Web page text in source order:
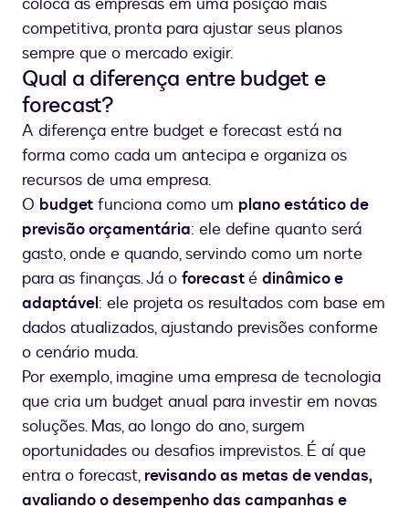
competitiva, pronta para ajustar seus planos
sempre que o mercado exigir.
Qual a diferença entre budget e
forecast?
A diferença entre budget e forecast está na
forma como cada um antecipa e organiza os
recursos de uma empresa.
O budget funciona como um plano estático de
previsão orçamentária: ele define quanto será
gasto, onde e quando, servindo como um norte
para as finanças. Já o forecasté dinâmico e
adaptável: ele projeta os resultados com base em
dados atualizados, ajustando previsões conforme
o cenário muda.
Por exemplo, imagine uma empresa de tecnologia
que cria um budget anual para investir em novas
soluções. Mas, ao longo do ano, surgem
oportunidades ou desafios imprevistos. É aí que
entra o forecast, revisando as metas de vendas,
avaliando o desempenho das campanhas e